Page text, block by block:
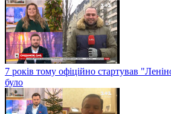
7 років тому офіційно стартував
було